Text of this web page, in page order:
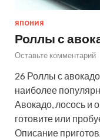
ЯПОНИЯ
Роллы с
Оставьте комментарий
26 Роллы с
наиболее
Авокадо, лосось и
готовите или
Описание